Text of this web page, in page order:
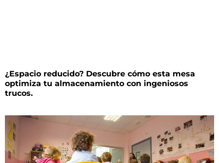
¿Espacio reducido? Descubre cómo esta mesa
optimiza tu almacenamiento con ingeniosos
trucos.